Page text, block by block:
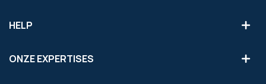
HELP
ONZE EXPERTISES